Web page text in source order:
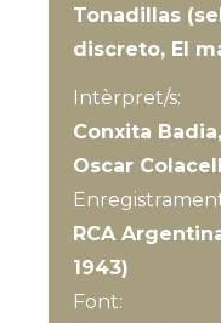
Tonadillas
discreto, El
Intèrpret/s:
Conxita
Oscar
RCA
1943)
Font: